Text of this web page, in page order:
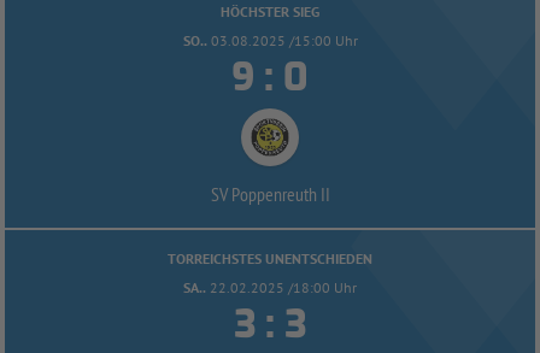
HÖCHSTER SIEG
SO.. 03.08.2025 /15:00 Uhr
 : 
SV Poppenreuth II
TORREICHSTES UNENTSCHIEDEN
SA.. 22.02.2025 /18:00 Uhr
 : 